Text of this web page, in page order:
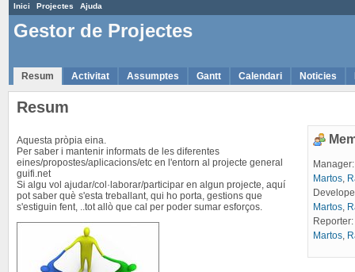
Inici Projectes Ajuda
Gestor de Projectes
Resum Activitat Assumptes Gantt Calendari Noticies
Resum
Aquesta pròpia eina.
Per saber i mantenir informats de les diferentes
eines/propostes/aplicacions/etc en l'entorn al projecte general
guifi.net
Si algu vol ajudar/col·laborar/participar en algun projecte, aquí
pot saber què s'esta treballant, qui ho porta, gestions que
s'estiguin fent, ..tot allò que cal per poder sumar esforços.
Martos,
Martos,
Reporter:
Martos,